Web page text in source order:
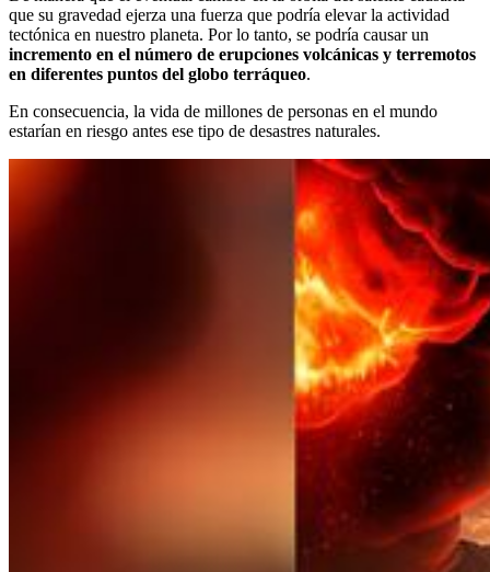
que su gravedad ejerza una fuerza que podría elevar la actividad
tectónica en nuestro planeta. Por lo tanto, se podría causar un
incremento en el número de erupciones volcánicas y terremotos
en diferentes puntos del globo terráqueo.
En consecuencia, la vida de millones de personas en el mundo
estarían en riesgo antes ese tipo de desastres naturales.